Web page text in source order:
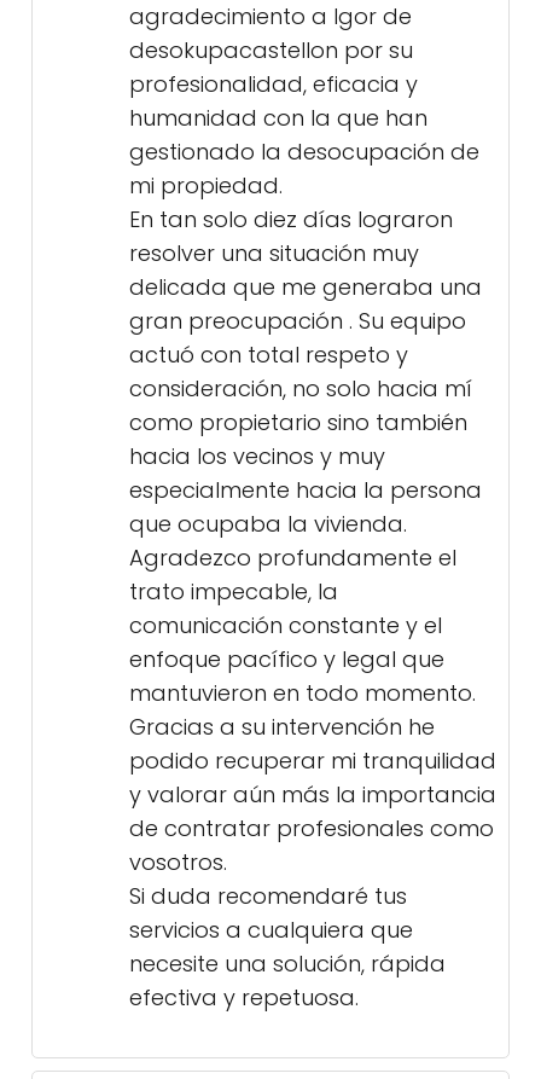
agradecimiento a Igor de
desokupacastellon por su
profesionalidad, eficacia y
humanidad con la que han
gestionado la desocupación de
mi propiedad.
En tan solo diez días lograron
resolver una situación muy
delicada que me generaba una
gran preocupación . Su equipo
actuó con total respeto y
consideración, no solo hacia mí
como propietario sino también
hacia los vecinos y muy
especialmente hacia la persona
que ocupaba la vivienda.
Agradezco profundamente el
trato impecable, la
comunicación constante y el
enfoque pacífico y legal que
mantuvieron en todo momento.
Gracias a su intervención he
podido recuperar mi tranquilidad
y valorar aún más la importancia
de contratar profesionales como
vosotros.
Si duda recomendaré tus
servicios a cualquiera que
necesite una solución, rápida
efectiva y repetuosa.